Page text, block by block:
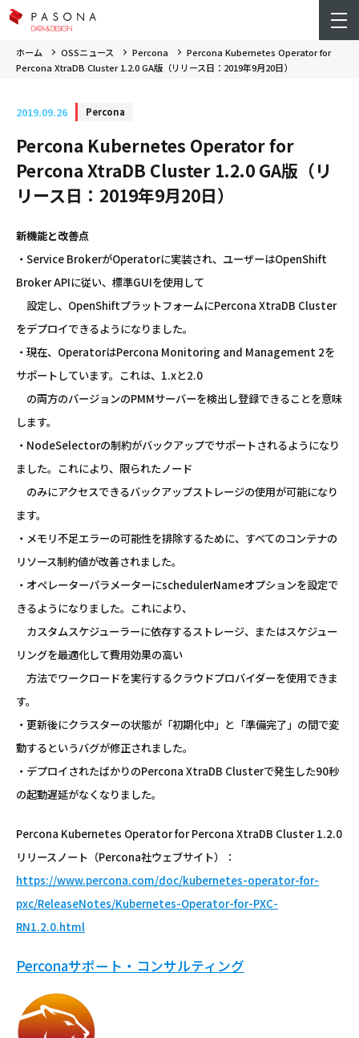
ホーム OSSニュース Percona
Percona Kubernetes Operator for
Percona XtraDB Cluster 1.2.0 GA版（リリース日：2019年9月20日）
2019.09.26 Percona
Percona Kubernetes Operator for
Percona XtraDB Cluster 1.2.0 GA版（リ
リース日：2019年9月20日）
新機能と改善点
・Service BrokerがOperatorに実装され、ユーザーはOpenShift
Broker APIに従い、標準GUIを使用して
設定し、OpenShiftプラットフォームにPercona XtraDB Cluster
をデプロイできるようになりました。
・現在、OperatorはPercona Monitoring and Management 2を
サポートしています。これは、1.xと2.0
の両方のバージョンのPMMサーバーを検出し登録できることを意味
します。
・NodeSelectorの制約がバックアップでサポートされるようになり
ました。これにより、限られたノード
のみにアクセスできるバックアップストレージの使用が可能になり
ます。
・メモリ不足エラーの可能性を排除するために、すべてのコンテナの
リソース制約値が改善されました。
・オペレーターパラメーターにschedulerNameオプションを設定で
きるようになりました。これにより、
カスタムスケジューラーに依存するストレージ、またはスケジュー
リングを最適化して費用効果の高い
方法でワークロードを実行するクラウドプロバイダーを使用できま
す。
・更新後にクラスターの状態が「初期化中」と「準備完了」の間で変
動するというバグが修正されました。
・デプロイされたばかりのPercona XtraDB Clusterで発生した90秒
の起動遅延がなくなりました。
Percona Kubernetes Operator for Percona XtraDB Cluster 1.2.0
リリースノート（Percona社ウェブサイト）：
https://www.percona.com/doc/kubernetes-operator-for-
pxc/ReleaseNotes/Kubernetes-Operator-for-PXC-
RN1.2.0.html
Perconaサポート・コンサルティング